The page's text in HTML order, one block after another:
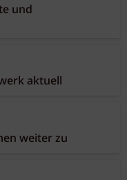
und
aktuell
weiter zu